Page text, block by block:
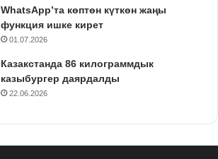
WhatsApp’та көптөн күткөн жаңы
функция ишке кирет
01.07.2026
Казакстанда 86 килограммдык
казыбургер даярдалды
22.06.2026